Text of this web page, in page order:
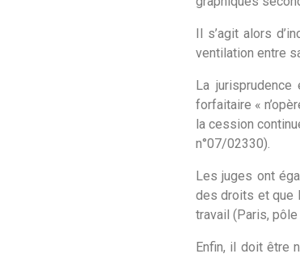
Il s’agit alors
ventilation entre
La
forfaitaire «
la cession
n°07/02330).
Les juges ont
des droits et que
travail (Paris, pôle
Enfin, il doit être